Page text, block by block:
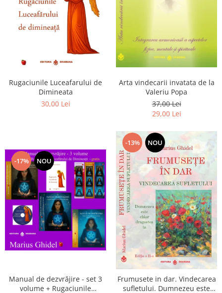
Rugaciunile Luceafarului de
Dimineata
30,00 Lei
Arta vindecarii invatata de la
Valeriu Popa
37,00 Lei
29,00 Lei
-17% NOU
Manual de dezvrăjire - set 3
volume + Rugaciunile
-13% NOU
Frumusete in dar. Vindecarea
sufletului. Dumnezeu este